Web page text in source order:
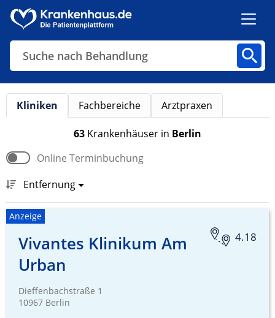
Suche nach Behandlung
Kliniken Fachbereiche Arztpraxen
63 Krankenhäuser in Berlin
Online Terminbuchung
Entfernung
Anzeige
4.18
Vivantes Klinikum Am
Urban
Dieffenbachstraße 1
10967 Berlin